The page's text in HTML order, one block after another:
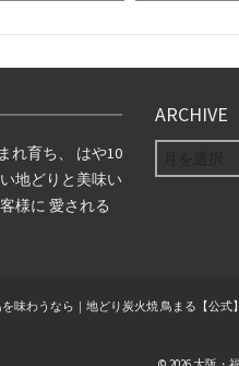
れ育ち、 はや10
地どりと美味い
様に 愛される
ARCHIVE
味わうなら｜地どり炭火焼 鳥まる【公式】